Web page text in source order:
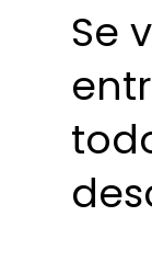
Se